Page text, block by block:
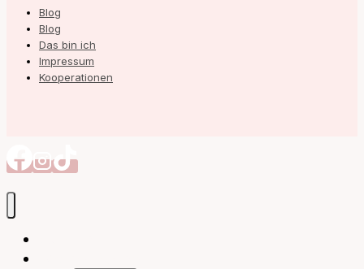
Blog
Blog
Das bin ich
Impressum
Kooperationen